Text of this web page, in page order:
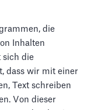
die
Inhalten
sich die
dass wir mit einer
Text schreiben
Von dieser